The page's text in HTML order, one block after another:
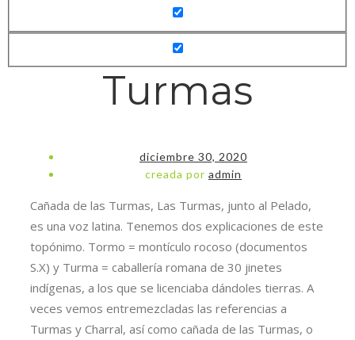
Turmas
diciembre 30, 2020
creada por admin
Cañada de las Turmas, Las Turmas, junto al Pelado,
es una voz latina. Tenemos dos explicaciones de este
topónimo. Tormo = montículo rocoso (documentos
S.X) y Turma = caballería romana de 30 jinetes
indígenas, a los que se licenciaba dándoles tierras. A
veces vemos entremezcladas las referencias a
Turmas y Charral, así como cañada de las Turmas, o